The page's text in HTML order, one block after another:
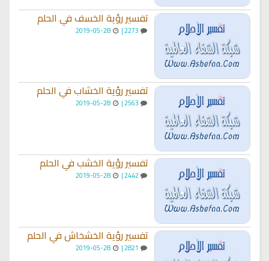
تفسير رؤية الخسف في الحلم
2019-05-28
تفسير رؤية الخشاب في الحلم
2019-05-28
تفسير رؤية الخشب في الحلم
2442 |
2019-05-28
تفسير رؤية الخشخاش في الحلم
2019-05-28